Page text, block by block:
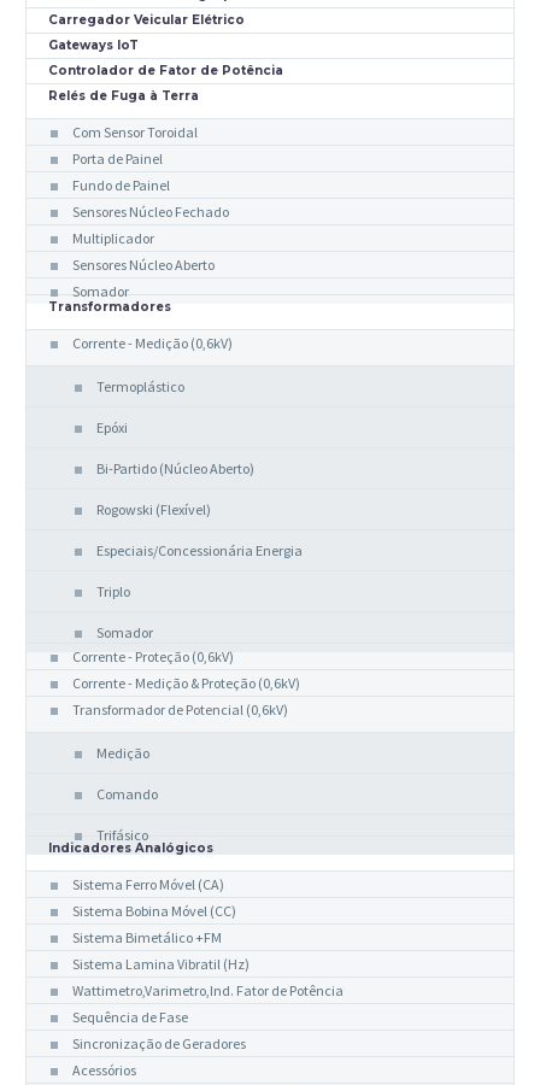
Carregador Veicular Elétrico
Gateways IoT
Controlador de Fator de Potência
Relés de Fuga à Terra
Com Sensor Toroidal
Porta de Painel
Fundo de Painel
Sensores Núcleo Fechado
Multiplicador
Sensores Núcleo Aberto
Somador
Transformadores
Corrente - Medição (0,6kV)
Termoplástico
Epóxi
Bi-Partido (Núcleo Aberto)
Rogowski (Flexível)
Especiais/Concessionária Energia
Triplo
Somador
Corrente - Proteção (0,6kV)
Corrente - Medição & Proteção (0,6kV)
Transformador de Potencial (0,6kV)
Medição
Comando
Trifásico
Indicadores Analógicos
Sistema Ferro Móvel (CA)
Sistema Bobina Móvel (CC)
Sistema Bimetálico +FM
Sistema Lamina Vibratil (Hz)
Wattimetro,Varimetro,Ind. Fator de Potência
Sequência de Fase
Sincronização de Geradores
Acessórios